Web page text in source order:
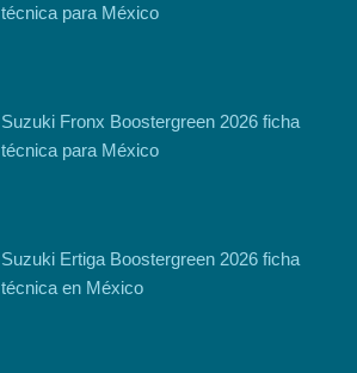
técnica para México
Suzuki Fronx Boostergreen 2026 ficha
técnica para México
Suzuki Ertiga Boostergreen 2026 ficha
técnica en México